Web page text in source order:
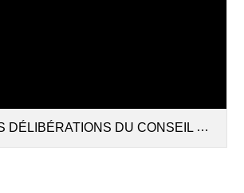
DU CONSEIL MUNICIPAL DU 21 FEVRIER 2026.pdf